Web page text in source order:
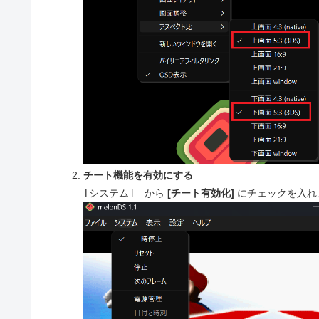
チート機能を有効にする
[システム]
から [チート有効化] にチェックを入